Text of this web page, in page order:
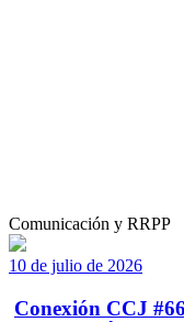
Comunicación y RRPP
10 de julio de 2026
Conexión CCJ